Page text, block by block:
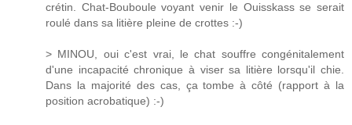
crétin. Chat-Bouboule voyant venir le Ouisskass se serait
roulé dans sa litière pleine de crottes :-)
> MINOU, oui c'est vrai, le chat souffre congénitalement
d'une incapacité chronique à viser sa litière lorsqu'il chie.
Dans la majorité des cas, ça tombe à côté (rapport à la
position acrobatique) :-)